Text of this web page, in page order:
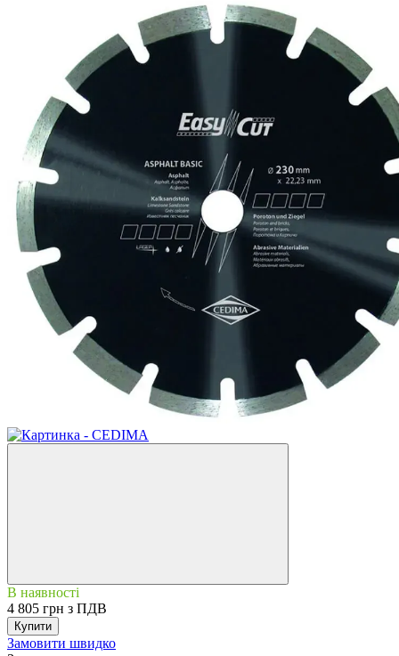
В наявності
4 805 грн з ПДВ
Купити
Замовити швидко